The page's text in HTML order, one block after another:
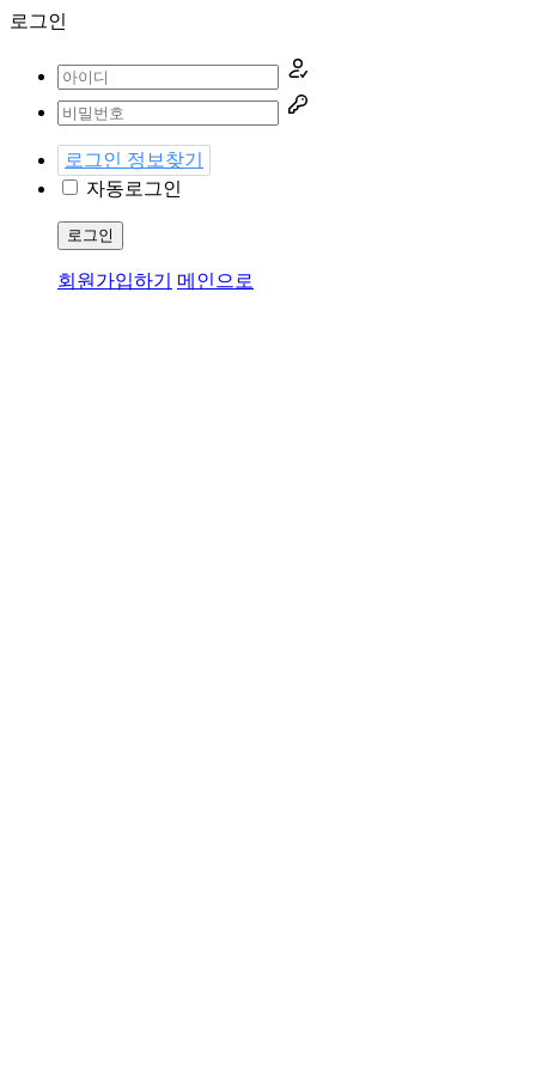
로그인
로그인 정보찾기
자동로그인
로그인
회원가입하기 메인으로